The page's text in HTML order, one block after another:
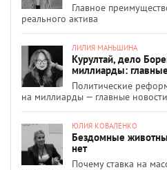
Главное
реального актива
ЛИЛИЯ МАНЬШИНА
Курултай, дело
миллиарды:
Политические
на миллиарды — главные
ЮЛИЯ КОВАЛЕНКО
Бездомные
нет
Почему ставка на